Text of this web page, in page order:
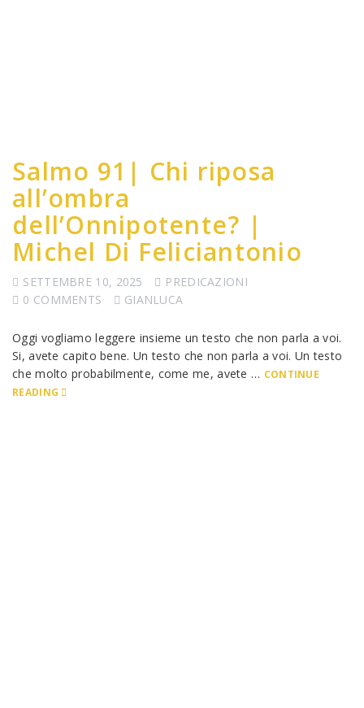
Salmo 91| Chi riposa
all’ombra
dell’Onnipotente? |
Michel Di Feliciantonio
SETTEMBRE 10, 2025
PREDICAZIONI
0 COMMENTS
GIANLUCA
Oggi vogliamo leggere insieme un testo che non parla a voi.
Si, avete capito bene. Un testo che non parla a voi. Un testo
che molto probabilmente, come me, avete … CONTINUE
READING